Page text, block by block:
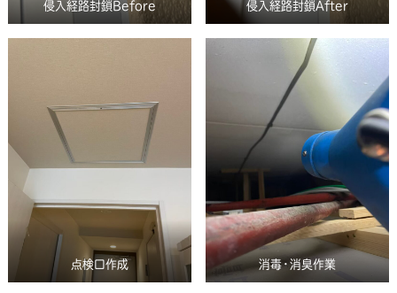
侵入経路封鎖Before 侵入経路封鎖After
点検口作成 消毒・消臭作業